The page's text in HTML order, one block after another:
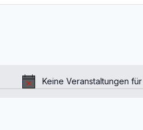
Keine Veranstaltungen